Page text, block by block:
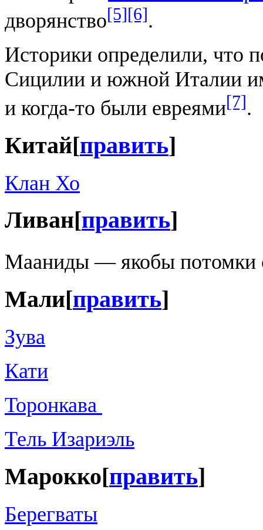
дворянство[5][6].
Историки определили, что
Сицилии и южной Италии
и когда-то были евреями[7].
Китай[править]
Клан Хо
Ливан [править]
Мааниды — якобы потомки
Мали[править]
Зува
Кати
Торонкава ‎
Тель Изариэль
Марокко[править]
Берегваты